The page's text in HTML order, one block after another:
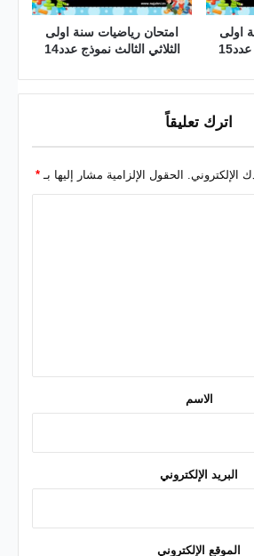
اولى
امتحان رياضيات سنة اولى
الثلاثي الثالث نموذج عدد14
اترك تعليقاً
الإلكتروني. الحقول الإلزامية مشار إليها بـ*
الاسم
البريد الإلكتروني
الموقع الإلكتروني